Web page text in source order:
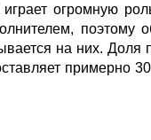
огромную
поэтому
на них.
примерно